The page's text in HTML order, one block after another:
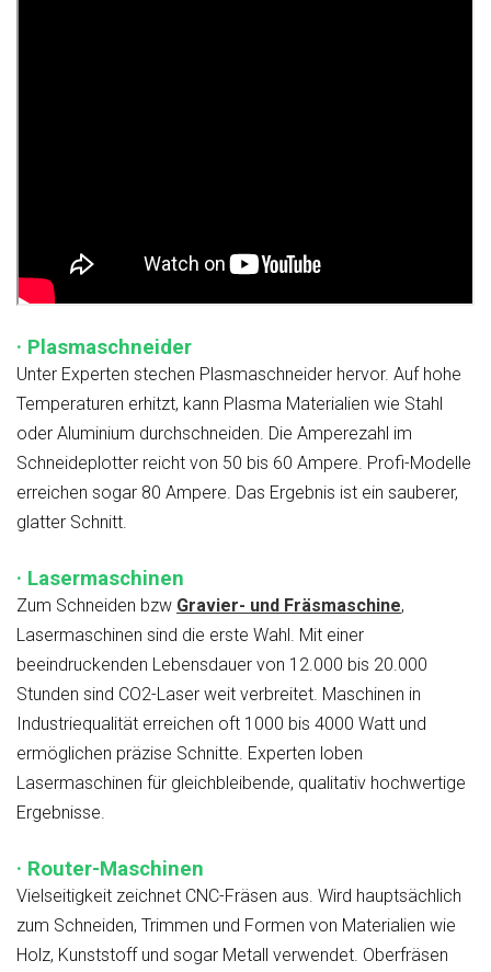
· Plasmaschneider
Unter Experten stechen Plasmaschneider hervor. Auf hohe
Temperaturen erhitzt, kann Plasma Materialien wie Stahl
oder Aluminium durchschneiden. Die Amperezahl im
Schneideplotter reicht von 50 bis 60 Ampere. Profi-Modelle
erreichen sogar 80 Ampere. Das Ergebnis ist ein sauberer,
glatter Schnitt.
· Lasermaschinen
Zum Schneiden bzw Gravier- und Fräsmaschine,
Lasermaschinen sind die erste Wahl. Mit einer
beeindruckenden Lebensdauer von 12.000 bis 20.000
Stunden sind CO2-Laser weit verbreitet. Maschinen in
Industriequalität erreichen oft 1000 bis 4000 Watt und
ermöglichen präzise Schnitte. Experten loben
Lasermaschinen für gleichbleibende, qualitativ hochwertige
Ergebnisse.
· Router-Maschinen
Vielseitigkeit zeichnet CNC-Fräsen aus. Wird hauptsächlich
zum Schneiden, Trimmen und Formen von Materialien wie
Holz, Kunststoff und sogar Metall verwendet. Oberfräsen